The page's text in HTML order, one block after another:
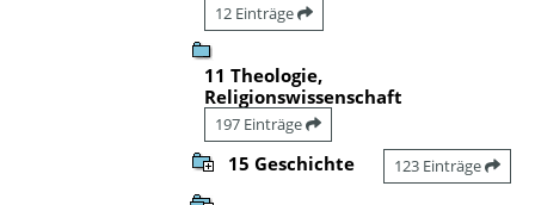
12 Einträge
11 Theologie,
Religionswissenschaft
197 Einträge
15 Geschichte 123 Einträge